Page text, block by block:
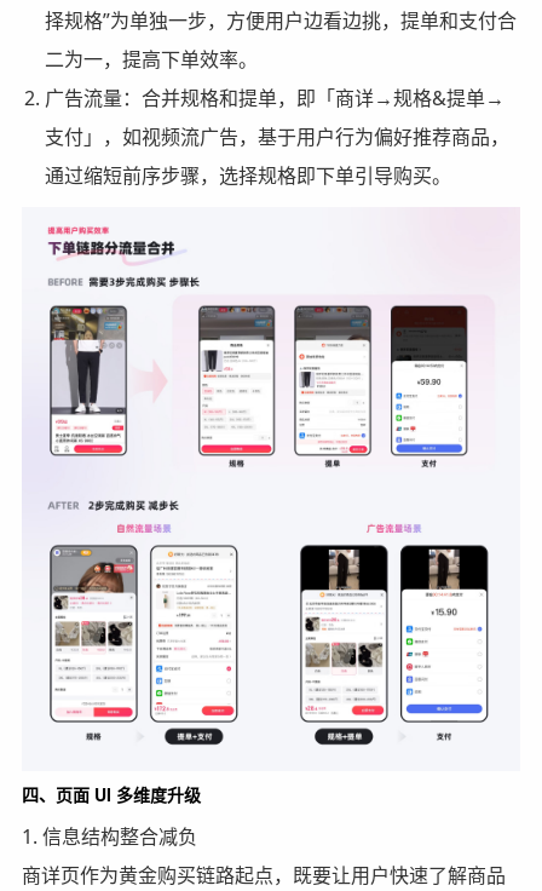
择规格”为单独一步，方便用户边看边挑，提单和支付合
二为一，提高下单效率。
广告流量：合并规格和提单，即「商详→规格&提单→
支付」，如视频流广告，基于用户行为偏好推荐商品，
通过缩短前序步骤，选择规格即下单引导购买。
四、页面 UI 多维度升级
1. 信息结构整合减负
商详页作为黄金购买链路起点，既要让用户快速了解商品